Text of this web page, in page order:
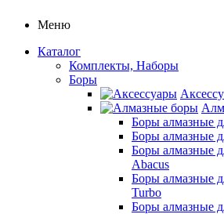
Меню
Каталог
Комплекты, Наборы
Боры
Боры алмазные
Боры алмазные
Боры алмазные
Abacus
Боры алмазные
Turbo
Боры алмазные